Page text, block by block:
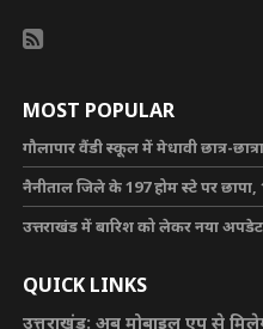
MOST POPULAR
गौलापार वैंडी स्कूल में मेधावी छात्र-
नैनीताल जिले के 197 होम स्टे पर
उत्तराखंड में बारिश को लेकर नया
QUICK LINKS
उत्तराखंड: अब मोबाइल एप से